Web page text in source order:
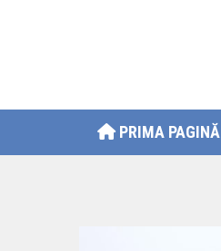
PRIMA PAGINĂ